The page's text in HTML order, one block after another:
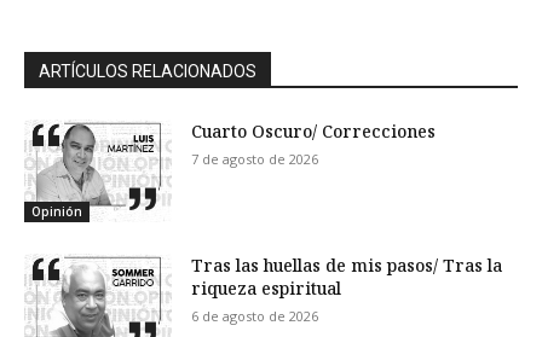
ARTÍCULOS RELACIONADOS
Opinión
Cuarto Oscuro/ Correcciones
7 de agosto de 2026
Tras las huellas de mis pasos/ Tras la
riqueza espiritual
6 de agosto de 2026